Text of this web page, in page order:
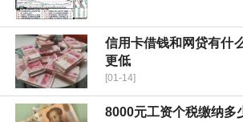
信用卡借钱和网贷有什
更低
[01-14]
8000元工资个税缴纳多